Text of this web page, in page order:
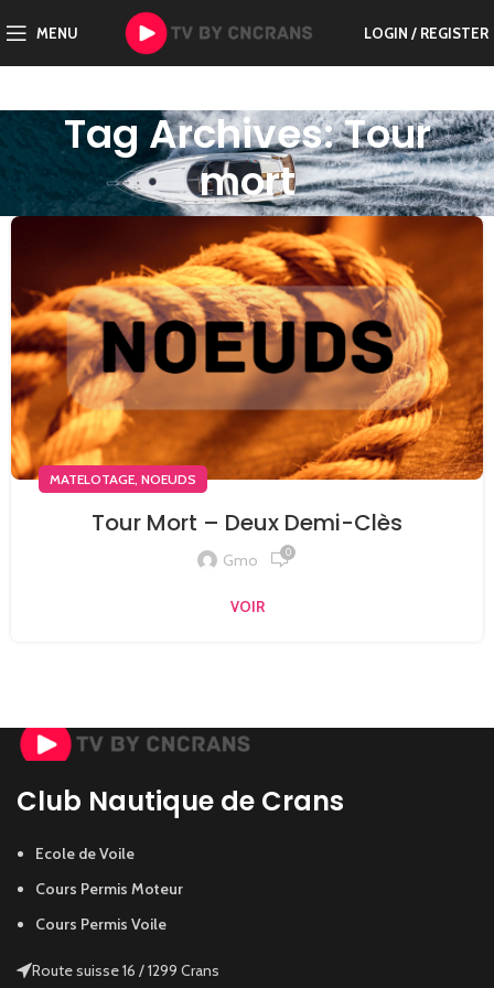
MENU LOGIN / REGISTER
Tag Archives: Tour
mort
MATELOTAGE, NOEUDS
Tour Mort – Deux Demi-Clès
Gmo 0
VOIR
Club Nautique de Crans
Ecole de Voile
Cours Permis Moteur
Cours Permis Voile
Route suisse 16 / 1299 Crans